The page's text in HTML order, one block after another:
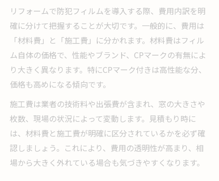
リフォームで防犯フィルムを導入する際、費用内訳を明
確に分けて把握することが大切です。一般的に、費用は
「材料費」と「施工費」に分かれます。材料費はフィル
ム自体の価格で、性能やブランド、CPマークの有無によ
り大きく異なります。特にCPマーク付きは高性能な分、
価格も高めになる傾向です。
施工費は業者の技術料や出張費が含まれ、窓の大きさや
枚数、現場の状況によって変動します。見積もり時に
は、材料費と施工費が明確に区分されているかを必ず確
認しましょう。これにより、費用の透明性が高まり、相
場から大きく外れている場合も気づきやすくなります。